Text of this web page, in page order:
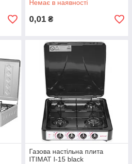
Немає в наявності
0,01 ₴
Газова настільна плита
ITIMAT I-15 black